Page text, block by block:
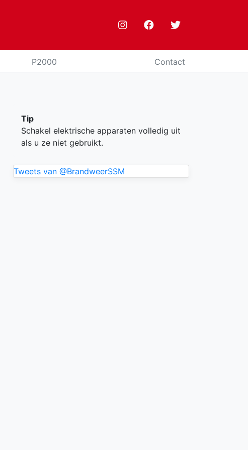
P2000 Contact
Tip
Schakel elektrische apparaten volledig uit
als u ze niet gebruikt.
Tweets van @BrandweerSSM